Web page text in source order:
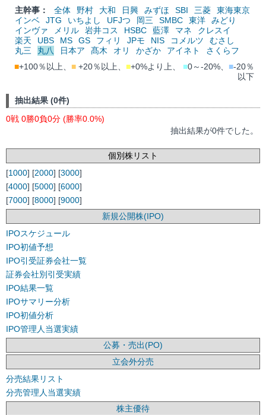
主幹事：
全体 野村 大和 日興 みずほ SBI 三菱
東海東京
インベ
JTG いちよし UFJつ 岡三 SMBC 東洋
みどり
インヴァ
メリル 岩井コス HSBC 藍澤 マネ
クレスイ
楽天
UBS MS GS フィリ JPモ NIS コメルツ
むさし
丸三
丸八 日本ア 髙木 オリ かざか アイネト
さくらフ
■+100％以上、 ■ +20％以上、 ■+0%より上、 ■0～-20%、 ■-20％
以下
抽出結果 (0件)
0戦 0勝0負0分 (勝率0.0%)
抽出結果が0件でした。
個別株リスト
[1000] [2000] [3000]
[4000] [5000] [6000]
[7000] [8000] [9000]
新規公開株(IPO)
IPOスケジュール
IPO初値予想
IPO引受証券会社一覧
証券会社別引受実績
IPO結果一覧
IPOサマリー分析
IPO初値分析
IPO管理人当選実績
公募・売出(PO)
立会外分売
分売結果リスト
分売管理人当選実績
株主優待